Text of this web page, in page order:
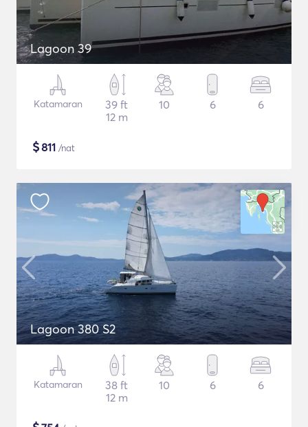
Lagoon 39
Katamaran
39 ft
12 m
10 6 6
$811 /nat
Lagoon 380 S2
Katamaran
38 ft
12 m
10 6 6